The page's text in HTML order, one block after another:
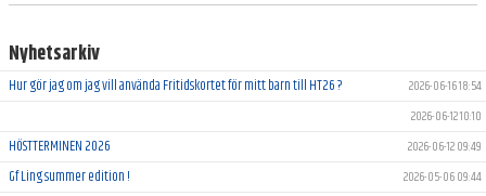
Nyhetsarkiv
Hur gör jag om jag vill använda Fritidskortet för mitt barn till HT26 ?
2026-06-16 18:54
2026-06-12 10:10
HÖSTTERMINEN 2026 2026-06-12 09:49
Gf Ling summer edition !
2026-05-06 09:44